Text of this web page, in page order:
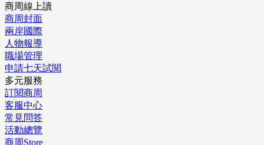
商周線上讀
商周封面
兩岸國際
人物報導
職場管理
申請七天試閱
多元服務
訂閱商周
客服中心
常見問答
活動總覽
商周Store